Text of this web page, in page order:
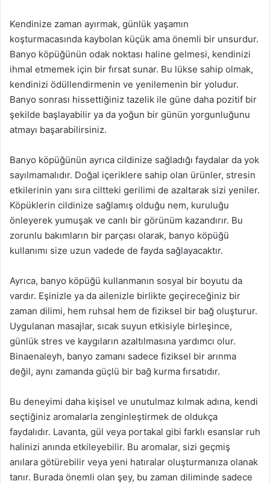
Kendinize zaman ayırmak, günlük yaşamın
koşturmacasında kaybolan küçük ama önemli bir unsurdur.
Banyo köpüğünün odak noktası haline gelmesi, kendinizi
ihmal etmemek için bir fırsat sunar. Bu lükse sahip olmak,
kendinizi ödüllendirmenin ve yenilemenin bir yoludur.
Banyo sonrası hissettiğiniz tazelik ile güne daha pozitif bir
şekilde başlayabilir ya da yoğun bir günün yorgunluğunu
atmayı başarabilirsiniz.
Banyo köpüğünün ayrıca cildinize sağladığı faydalar da yok
sayılmamalıdır. Doğal içeriklere sahip olan ürünler, stresin
etkilerinin yanı sıra ciltteki gerilimi de azaltarak sizi yeniler.
Köpüklerin cildinize sağlamış olduğu nem, kuruluğu
önleyerek yumuşak ve canlı bir görünüm kazandırır. Bu
zorunlu bakımların bir parçası olarak, banyo köpüğü
kullanımı size uzun vadede de fayda sağlayacaktır.
Ayrıca, banyo köpüğü kullanmanın sosyal bir boyutu da
vardır. Eşinizle ya da ailenizle birlikte geçireceğiniz bir
zaman dilimi, hem ruhsal hem de fiziksel bir bağ oluşturur.
Uygulanan masajlar, sıcak suyun etkisiyle birleşince,
günlük stres ve kaygıların azaltılmasına yardımcı olur.
Binaenaleyh, banyo zamanı sadece fiziksel bir arınma
değil, aynı zamanda güçlü bir bağ kurma fırsatıdır.
Bu deneyimi daha kişisel ve unutulmaz kılmak adına, kendi
seçtiğiniz aromalarla zenginleştirmek de oldukça
faydalıdır. Lavanta, gül veya portakal gibi farklı esanslar ruh
halinizi anında etkileyebilir. Bu aromalar, sizi geçmiş
anılara götürebilir veya yeni hatıralar oluşturmanıza olanak
tanır. Burada önemli olan şey, bu zaman diliminde sadece